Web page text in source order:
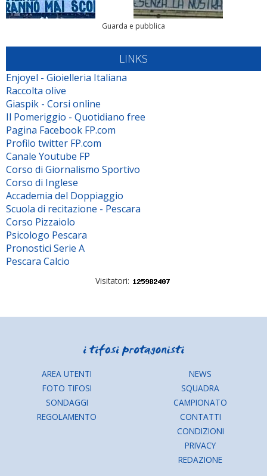
Guarda e pubblica
LINKS
Enjoyel - Gioielleria Italiana
Raccolta olive
Giaspik - Corsi online
Il Pomeriggio - Quotidiano free
Pagina Facebook FP.com
Profilo twitter FP.com
Canale Youtube FP
Corso di Giornalismo Sportivo
Corso di Inglese
Accademia del Doppiaggio
Scuola di recitazione - Pescara
Corso Pizzaiolo
Psicologo Pescara
Pronostici Serie A
Pescara Calcio
Visitatori:
AREA UTENTI
FOTO TIFOSI
SONDAGGI
REGOLAMENTO
NEWS
SQUADRA
CAMPIONATO
CONTATTI
CONDIZIONI
PRIVACY
REDAZIONE